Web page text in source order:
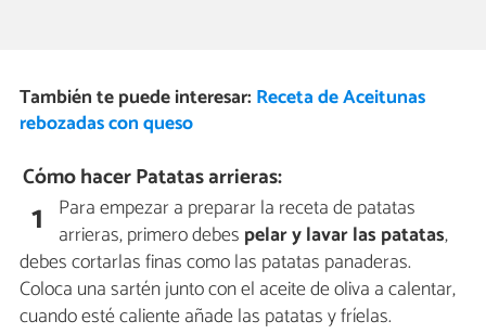
También te puede interesar: Receta de Aceitunas
rebozadas con queso
Cómo hacer Patatas arrieras:
1 Para empezar a preparar la receta de patatas
arrieras, primero debes pelar y lavar las patatas,
debes cortarlas finas como las patatas panaderas.
Coloca una sartén junto con el aceite de oliva a calentar,
cuando esté caliente añade las patatas y fríelas.